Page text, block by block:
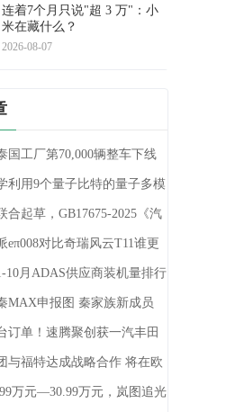
连着7个月只说"超 3 万"：小
米在藏什么？
2026-08-07
国工厂第70,000辆整车下线
利用9个量子比特的量子多模
测技术 可实现自动驾驶车辆
迹预测
合起草，GB17675-2025《汽
基本要求》国家认证标准发
eπ008对比奇瑞风云T11谁更
10月ADAS供应商装机量排行
道分化显著，自主供应商份
升
MAX申报图 秦家族新成员
型动力更强劲
订单！速腾聚创获一汽丰田
与福特达成战略合作 将在欧
出两款电动车型
万元—30.99万元，岚图追光